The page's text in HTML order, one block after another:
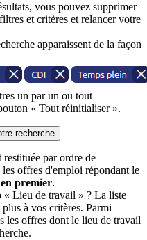
vous pouvez supprimer
et critères et relancer votre
apparaissent de la façon
un par un ou tout
« Tout réinitialiser ».
recherche
par ordre de
offres d'emploi répondant le
premier.
« Lieu de travail » ? La liste
à vos critères. Parmi
les offres dont le lieu de travail